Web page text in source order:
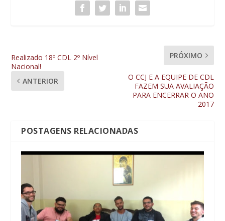
Realizado 18º CDL 2º Nível
Nacional!
ANTERIOR
PRÓXIMO
O CCJ E A EQUIPE DE CDL
FAZEM SUA AVALIAÇÃO
PARA ENCERRAR O ANO
2017
POSTAGENS RELACIONADAS